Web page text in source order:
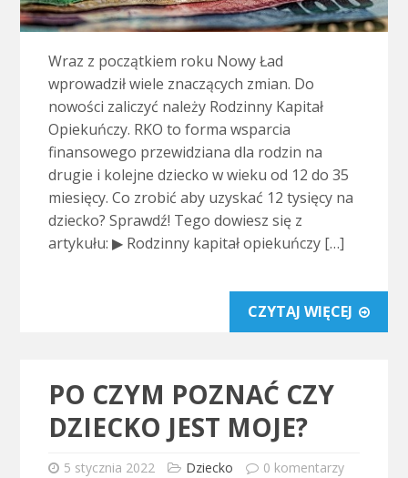
Wraz z początkiem roku Nowy Ład
wprowadził wiele znaczących zmian. Do
nowości zaliczyć należy Rodzinny Kapitał
Opiekuńczy. RKO to forma wsparcia
finansowego przewidziana dla rodzin na
drugie i kolejne dziecko w wieku od 12 do 35
miesięcy. Co zrobić aby uzyskać 12 tysięcy na
dziecko? Sprawdź! Tego dowiesz się z
artykułu: ▶ Rodzinny kapitał opiekuńczy […]
CZYTAJ WIĘCEJ
PO CZYM POZNAĆ CZY
DZIECKO JEST MOJE?
5 stycznia 2022 Dziecko 0 komentarzy